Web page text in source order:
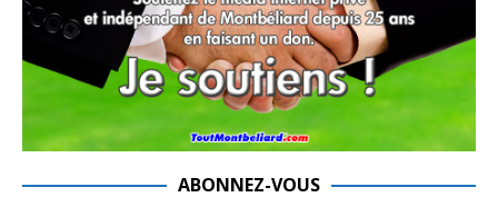
ABONNEZ-VOUS